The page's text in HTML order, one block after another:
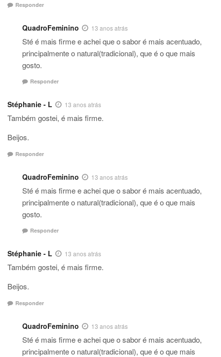
Responder
QuadroFeminino 13 anos atrás
Sté é mais firme e achei que o sabor é mais acentuado,
principalmente o natural(tradicional), que é o que mais
gosto.
Responder
Stéphanie - L 13 anos atrás
Também gostei, é mais firme.
Beijos.
Responder
QuadroFeminino 13 anos atrás
Sté é mais firme e achei que o sabor é mais acentuado,
principalmente o natural(tradicional), que é o que mais
gosto.
Responder
Stéphanie - L 13 anos atrás
Também gostei, é mais firme.
Beijos.
Responder
QuadroFeminino 13 anos atrás
Sté é mais firme e achei que o sabor é mais acentuado,
principalmente o natural(tradicional), que é o que mais